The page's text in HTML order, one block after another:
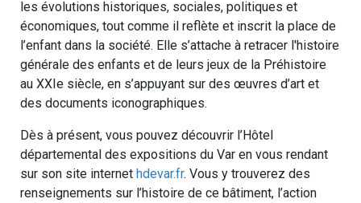
les évolutions historiques, sociales, politiques et
économiques, tout comme il reflète et inscrit la place de
l’enfant dans la société. Elle s’attache à retracer l'histoire
générale des enfants et de leurs jeux de la Préhistoire
au XXIe siècle, en s’appuyant sur des œuvres d’art et
des documents iconographiques.
Dès à présent, vous pouvez découvrir l’Hôtel
départemental des expositions du Var en vous rendant
sur son site internet hdevar.fr. Vous y trouverez des
renseignements sur l’histoire de ce bâtiment, l’action